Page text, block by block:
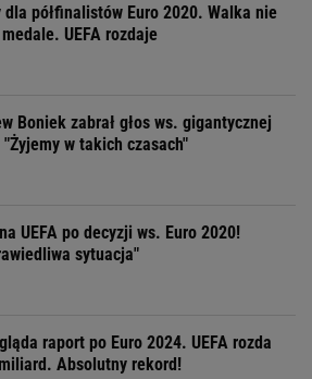
dla półfinalistów Euro 2020. Walka nie
UEFA rozdaje
Boniek zabrał głos ws. gigantycznej
w takich czasach"
UEFA po decyzji ws. Euro 2020!
sytuacja"
raport po Euro 2024. UEFA rozda
Absolutny rekord!